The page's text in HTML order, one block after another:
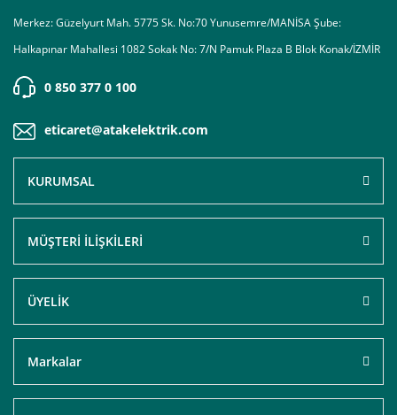
Merkez: Güzelyurt Mah. 5775 Sk. No:70 Yunusemre/MANİSA Şube:
Halkapınar Mahallesi 1082 Sokak No: 7/N Pamuk Plaza B Blok Konak/İZMİR
0 850 377 0 100
eticaret@atakelektrik.com
KURUMSAL
MÜŞTERİ İLİŞKİLERİ
ÜYELİK
Markalar